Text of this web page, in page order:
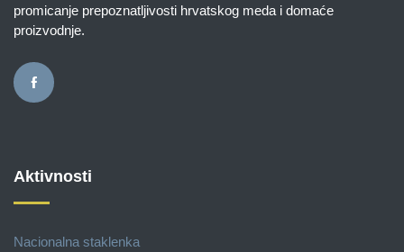
promicanje prepoznatljivosti hrvatskog meda i domaće
proizvodnje.
Aktivnosti
Nacionalna staklenka